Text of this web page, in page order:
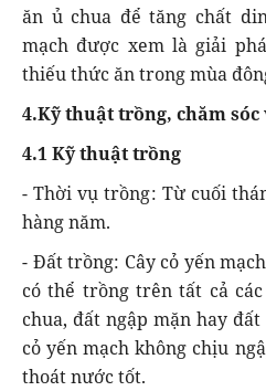
ăn ủ chua để tăng chất
mạch được xem là giải
thiếu thức ăn trong mùa
4.Kỹ thuật trồng, chăm
4.1 Kỹ thuật trồng
- Thời vụ trồng: Từ cuối
hàng năm.
- Đất trồng: Cây cỏ yến
có thể trồng trên tất cả
chua, đất ngập mặn hay
cỏ yến mạch không chịu
thoát nước tốt.